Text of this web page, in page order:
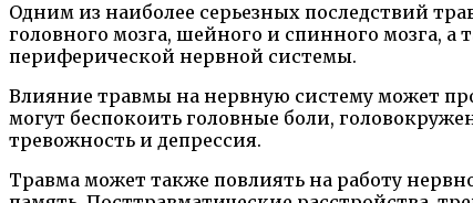
Одним из наиболее серьезных последствий
головного мозга, шейного и спинного мозга,
периферической нервной системы.
Влияние травмы на нервную систему может
могут беспокоить головные боли,
тревожность и депрессия.
Травма может также повлиять на работу